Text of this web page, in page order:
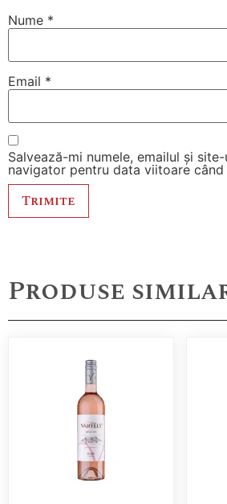
Nume *
Email *
Salvează-mi numele, emailul și
navigator pentru data viitoare
Produse